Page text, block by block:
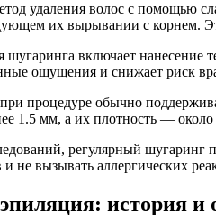
удаления волос с помощью
их вырывании с корнем.
шугаринга включает
ощущения и снижает риск
процедуре обычно
1.5 мм, а их плотность — около
регулярный
и не вызывать аллергических
история и